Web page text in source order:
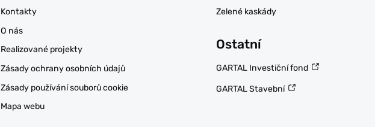
Kontakty
O nás
Realizované projekty
Zásady ochrany osobních údajů
Zásady používání souborů cookie
Mapa webu
Zelené kaskády
Ostatní
GARTAL Investiční fond
GARTAL Stavební